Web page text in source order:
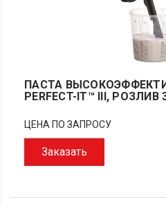
ПАСТА
PERFECT-IT™ III, РОЗЛИВ
ЦЕНА ПО ЗАПРОСУ
Заказать